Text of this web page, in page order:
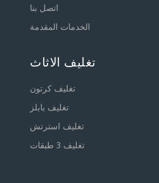
اتصل بنا
الخدمات المقدمة
تغليف الاثاث
تغليف كرتون
تغليف بابلز
تغليف استرتش
تغليف 3 طبقات